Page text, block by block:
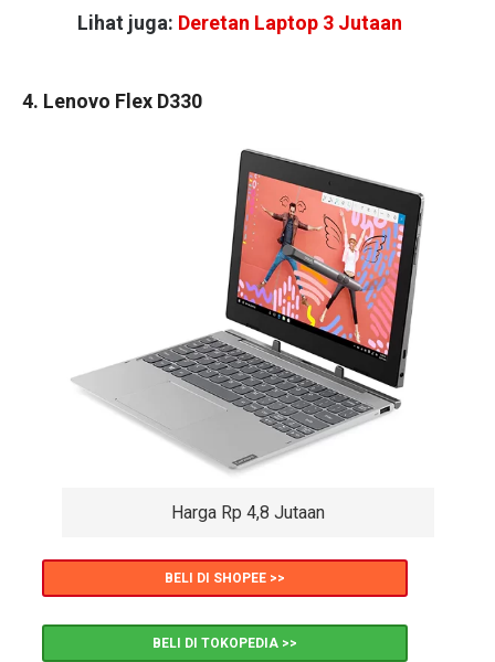
Lihat juga: Deretan Laptop 3 Jutaan
4. Lenovo Flex D330
Harga Rp 4,8 Jutaan
BELI DI SHOPEE >>
BELI DI TOKOPEDIA >>